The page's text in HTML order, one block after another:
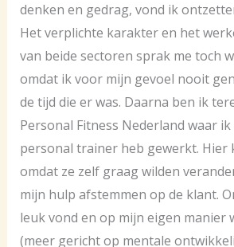
denken en gedrag, vond ik
Het verplichte karakter en het
van beide sectoren sprak me toch
omdat ik voor mijn gevoel nooit
de tijd die er was. Daarna ben ik
Personal Fitness Nederland waar ik
personal trainer heb gewerkt. Hier
omdat ze zelf graag wilden
mijn hulp afstemmen op de klant.
leuk vond en op mijn eigen manier
(meer gericht op mentale